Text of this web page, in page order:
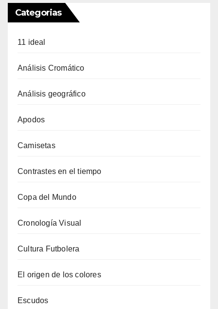
Categorias
11 ideal
Análisis Cromático
Análisis geográfico
Apodos
Camisetas
Contrastes en el tiempo
Copa del Mundo
Cronología Visual
Cultura Futbolera
El origen de los colores
Escudos